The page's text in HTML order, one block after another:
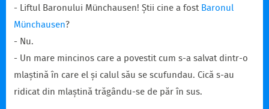
- Liftul Baronului Münchausen! Știi cine a fostBaronul
Münchausen?
- Nu.
- Un mare mincinos care a povestit cum s-a salvat dintr-o
mlaștină în care el și calul său se scufundau. Cică s-au
ridicat din mlaștină trăgându-se de păr în sus.